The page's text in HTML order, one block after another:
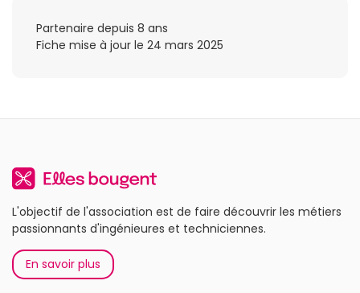
Partenaire depuis 8 ans
Fiche mise à jour le 24 mars 2025
L'objectif de l'association est de faire découvrir les métiers
passionnants d'ingénieures et techniciennes.
En savoir plus